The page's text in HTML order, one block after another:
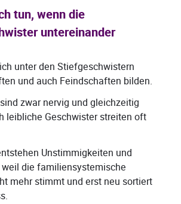
tun, wenn die
untereinander
unter den Stiefgeschwistern
und auch Feindschaften bilden.
zwar nervig und gleichzeitig
leibliche Geschwister streiten oft
Unstimmigkeiten und
die familiensystemische
mehr stimmt und erst neu sortiert